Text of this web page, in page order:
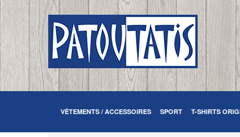
VÊTEMENTS / ACCESSOIRES SPORT T-SHIRTS